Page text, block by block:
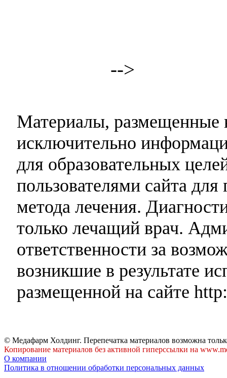
-->
Материалы, размещенные
исключительно
для образовательных
пользователями сайта
метода лечения.
только лечащий врач.
ответственности за
возникшие в результате
размещенной на сайте
© Медафарм Холдинг. Перепечатка материалов возможна
Копирование материалов без активной гиперссылки на
О компании
Политика в отношении обработки персональных данных